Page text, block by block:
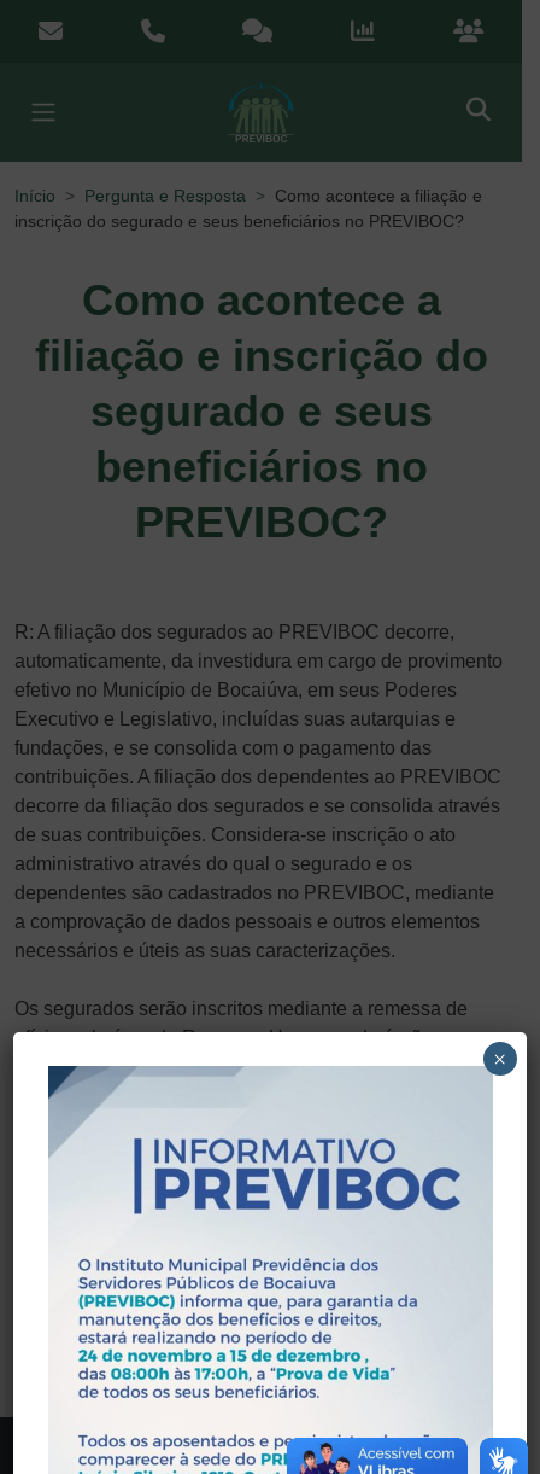
Menu de Acesso Rápido
contato@previboc.mg.gov.br
(38) 3251-5601Ouvidoria Portal da Portal do
Início Pergunta e Resposta
Como acontece a filiação e
inscrição do segurado e seus beneficiários no PREVIBOC?
Como acontece a
filiação e inscrição do
segurado e seus
beneficiários no
PREVIBOC?
R: A filiação dos segurados ao PREVIBOC decorre,
automaticamente, da investidura em cargo de provimento
efetivo no Município de Bocaiúva, em seus Poderes
Executivo e Legislativo, incluídas suas autarquias e
fundações, e se consolida com o pagamento das
contribuições. A filiação dos dependentes ao PREVIBOC
decorre da filiação dos segurados e se consolida através
de suas contribuições. Considera-se inscrição o ato
administrativo através do qual o segurado e os
dependentes são cadastrados no PREVIBOC, mediante
a comprovação de dados pessoais e outros elementos
necessários e úteis as suas caracterizações.
Os segurados serão inscritos mediante a remessa de
ofício, pela área de Recursos Humanos do órgão em que
o segurado estiver lotado, das informações acerca do ato
administrativo de nomeação para o cargo de provimento
efetivo, do termo de posse e a Ficha de Registro
Individual, com seus respectivos documentos
comprobatórios, que poderão ser remetidos através de
meios magnéticos estipulados e validados pelo
VOLTAR
×